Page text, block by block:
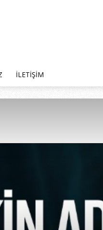
İLETIŞIM